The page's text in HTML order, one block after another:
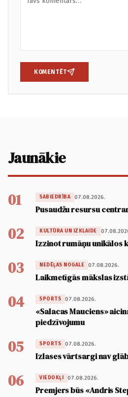
KOMENTĒT
Jaunākie
01 SABIEDRĪBA 07.08.2026.
Pusaudžu resursu
02 KULTŪRA UN IZKLAIDE
Izzinot rumāņu unikālos
03 NEDĒĻAS NOGALE 07.08.2026.
Laikmetīgās mākslas
04 SPORTS 07.08.2026.
«Salacas Mauciens»
piedzīvojumu
05 SPORTS 07.08.2026.
Izlases vārtsargi nav
06 VIEDOKĻI 07.08.2026.
Premjers būs «Andris